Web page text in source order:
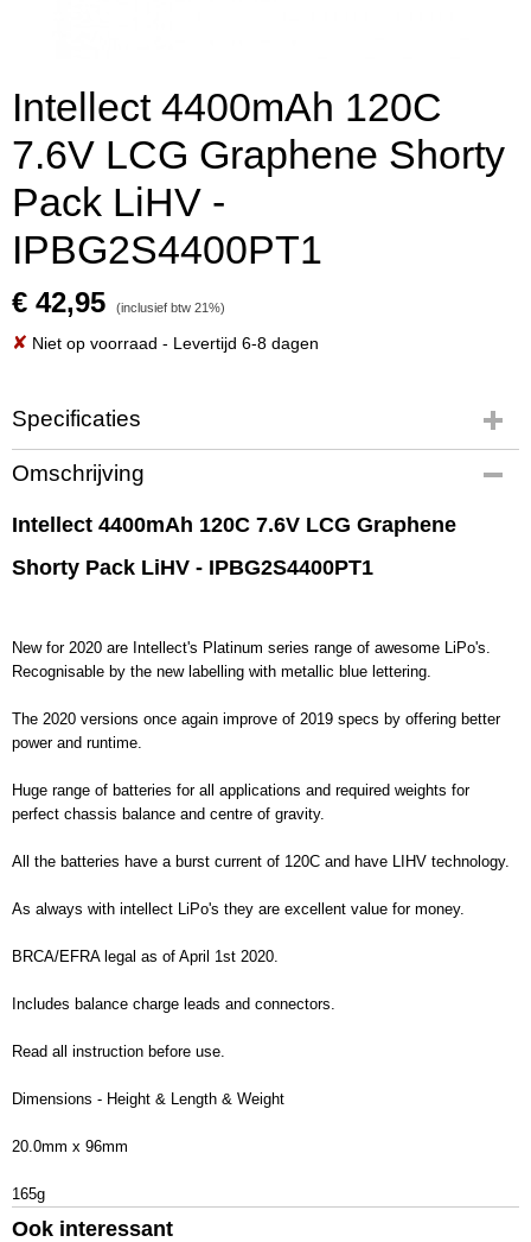
Intellect 4400mAh 120C
7.6V LCG Graphene Shorty
Pack LiHV -
IPBG2S4400PT1
€ 42,95 (inclusief btw 21%)
✘ Niet op voorraad - Levertijd 6-8 dagen
Specificaties
Productcode
IPBG2S4400PT1
EAN code
Productcode leverancier
0,30 Kg
Omschrijving
Intellect 4400mAh 120C 7.6V LCG Graphene
Shorty Pack LiHV - IPBG2S4400PT1
New for 2020 are Intellect's Platinum series range of awesome LiPo's.
Recognisable by the new labelling with metallic blue lettering.
The 2020 versions once again improve of 2019 specs by offering better
power and runtime.
Huge range of batteries for all applications and required weights for
perfect chassis balance and centre of gravity.
All the batteries have a burst current of 120C and have LIHV technology.
As always with intellect LiPo's they are excellent value for money.
BRCA/EFRA legal as of April 1st 2020.
Includes balance charge leads and connectors.
Read all instruction before use.
Dimensions - Height & Length & Weight
20.0mm x 96mm
165g
Ook interessant